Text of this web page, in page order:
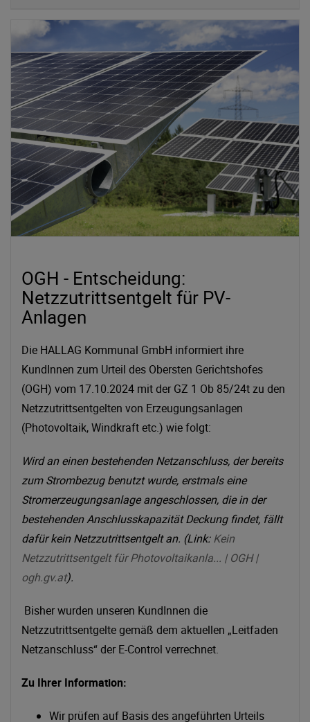
OGH - Entscheidung:
Netzzutrittsentgelt für PV-
Anlagen
Die HALLAG Kommunal GmbH informiert ihre
KundInnen zum Urteil des Obersten Gerichtshofes
(OGH) vom 17.10.2024 mit der GZ 1 Ob 85/24t zu den
Netzzutrittsentgelten von Erzeugungsanlagen
(Photovoltaik, Windkraft etc.) wie folgt:
Wird an einen bestehenden Netzanschluss, der bereits
zum Strombezug benutzt wurde, erstmals eine
Stromerzeugungsanlage angeschlossen, die in der
bestehenden Anschlusskapazität Deckung findet, fällt
dafür kein Netzzutrittsentgelt an. (Link: Kein
Netzzutrittsentgelt für Photovoltaikanla... | OGH |
ogh.gv.at).
Bisher wurden unseren KundInnen die
Netzzutrittsentgelte gemäß dem aktuellen „Leitfaden
Netzanschluss“ der E-Control verrechnet.
Zu Ihrer Information:
Wir prüfen auf Basis des angeführten Urteils